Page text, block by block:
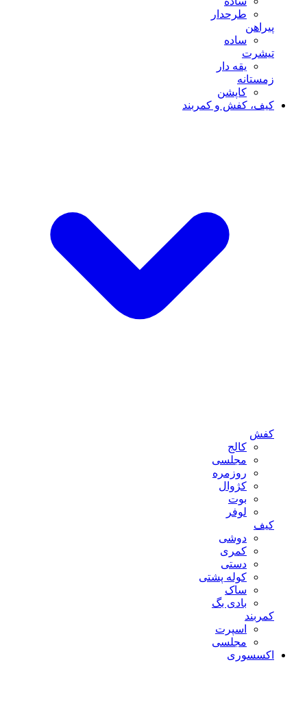
طرحدار
پیراهن
ساده
تیشرت
یقه دار
زمستانه
کاپشن
کیف، کفش و کمربند
کفش
کالج
مجلسی
روزمره
کژوال
بوت
لوفر
کیف
دوشی
کمری
دستی
کوله پشتی
ساک
بادی بگ
کمربند
اسپرت
مجلسی
اکسسوری